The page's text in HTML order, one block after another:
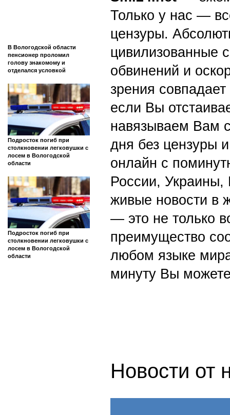
В Вологодской области
пенсионер проломил
голову знакомому и
отделался условкой
Подросток погиб при
столкновении легковушки с
лосем в Вологодской
области
Подросток погиб при
столкновении легковушки с
лосем в Вологодской
области
Только у нас —
цензуры.
цивилизованные
обвинений и
зрения
если Вы
навязываем Вам
дня без цензуры
онлайн с
России,
живые новости в
— это не только
преимущество
любом языке
минуту Вы
Новости от